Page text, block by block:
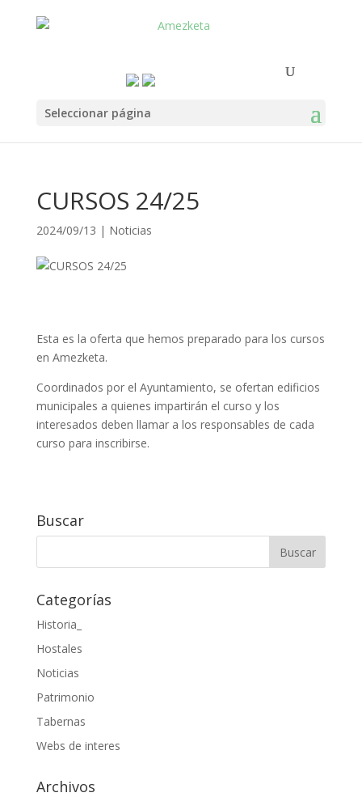
Seleccionar página
CURSOS 24/25
2024/09/13 | Noticias
Esta es la oferta que hemos preparado para los cursos
en Amezketa.
Coordinados por el Ayuntamiento, se ofertan edificios
municipales a quienes impartirán el curso y los
interesados deben llamar a los responsables de cada
curso para inscribirse.
Buscar
Categorías
Historia_
Hostales
Noticias
Patrimonio
Tabernas
Webs de interes
Archivos